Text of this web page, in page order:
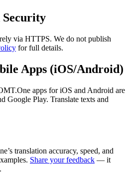
Security
via HTTPS. We do not publish
for full details.
Apps (iOS/Android)
apps for iOS and Android are
Google Play. Translate texts and
translation accuracy, speed, and
Share your feedback — it